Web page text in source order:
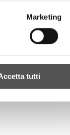
Marketing
tutti